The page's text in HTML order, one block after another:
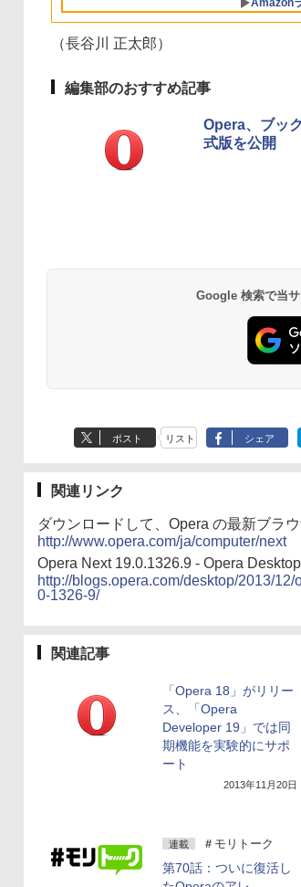
ユニファイドメモ
リ、512GB SSDスト
レージ、1080p
ラ、Touch ID - イン
イ、
ドメ
Amazon
チディスプレイ電子
調節ライト、12週間
告なし、メタリック
テリ
（長谷川 正太郎）
編集部のおすすめ記事
Opera、ブッ
式版を公開
Google 検索で当
ポスト リスト シェア
関連リンク
ダウンロードして、Opera の最新ブラ
http://www.opera.com/ja/computer/next
Opera Next 19.0.1326.9 - Opera
http://blogs.opera.com/desktop/2013/
0-1326-9/
関連記事
「Opera 18」がリリー
ス、「Opera
Developer 19」では同
期機能を実験的にサポ
ート
2013年11月20日
連載 ＃モリトーク
第70話：ついに復活し